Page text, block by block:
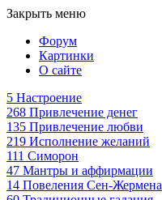
Закрыть меню
Форум
Картинки
О сайте
5 Настроение
268 Привлечение денег
135 Привлечение любви
219 Исполнение желаний
111 Симорон
47 Мантры и аффирмации
14 Повеления Сен-Жермена